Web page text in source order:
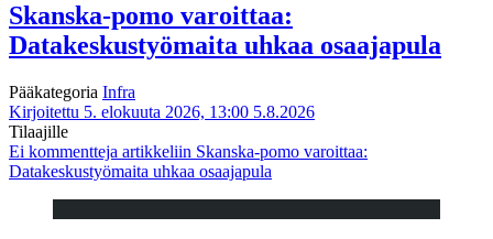
Skanska-pomo varoittaa:
Datakeskustyömaita uhkaa osaajapula
Pääkategoria Infra
Kirjoitettu 5. elokuuta 2026, 13:00 5.8.2026
Tilaajille
Ei kommentteja artikkeliin Skanska-pomo varoittaa:
Datakeskustyömaita uhkaa osaajapula